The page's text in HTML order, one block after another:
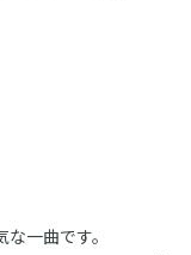
一曲です。